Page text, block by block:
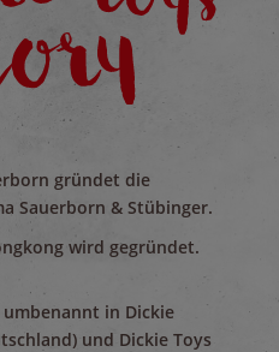
gründet die
Sauerborn & Stübinger.
wird gegründet.
umbenannt in Dickie
und Dickie Toys